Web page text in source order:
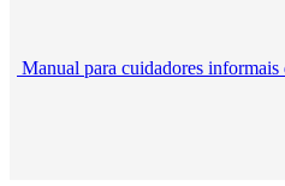
Manual para cuidadores informais